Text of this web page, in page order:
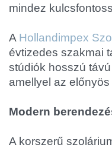
mindez
A Hollandimpex
évtizedes szakmai
stúdiók hosszú
amellyel az
Modern
A korszerű